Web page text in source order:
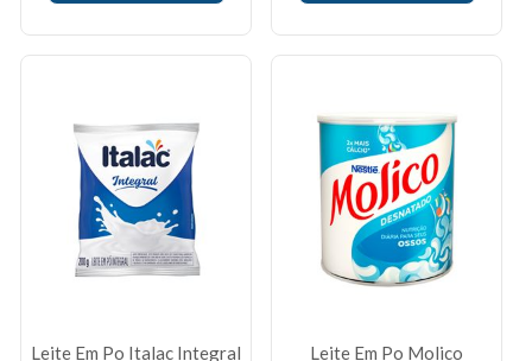
Leite Em Po Italac Integral
Leite Em Po Molico